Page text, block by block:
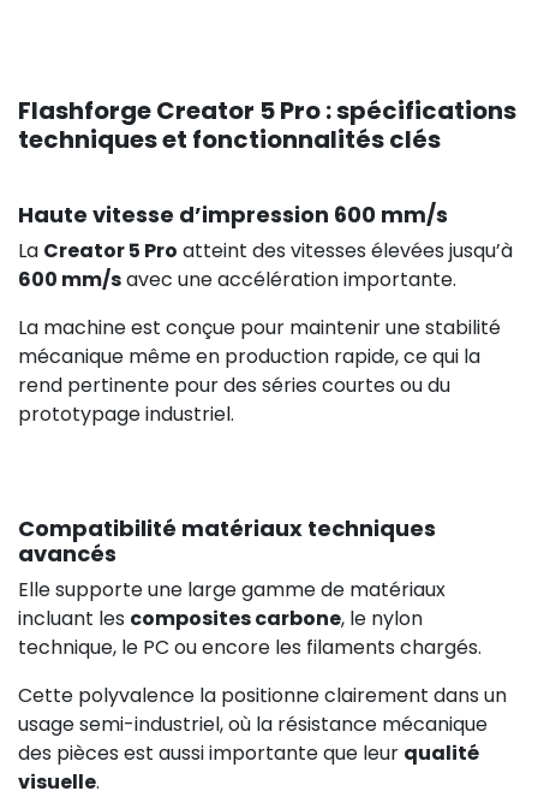
Flashforge Creator 5 Pro : spécifications
techniques et fonctionnalités clés
Haute vitesse d’impression 600 mm/s
La Creator 5 Pro atteint des vitesses élevées jusqu’à
600 mm/savec une accélération importante.
La machine est conçue pour maintenir une stabilité
mécanique même en production rapide, ce qui la
rend pertinente pour des séries courtes ou du
prototypage industriel.
Compatibilité matériaux techniques
avancés
Elle supporte une large gamme de matériaux
incluant les composites carbone, le nylon
technique, le PC ou encore les filaments chargés.
Cette polyvalence la positionne clairement dans un
usage semi-industriel, où la résistance mécanique
des pièces est aussi importante que leur qualité
visuelle.